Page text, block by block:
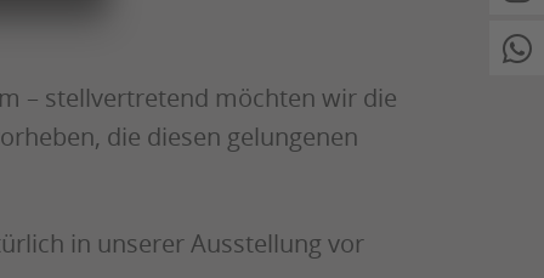
– stellvertretend möchten wir die
die diesen gelungenen
in unserer Ausstellung vor